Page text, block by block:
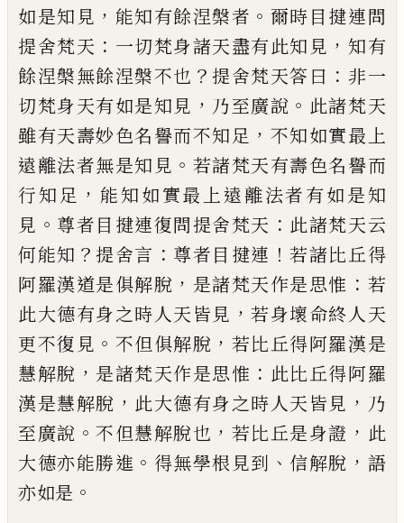
如是知見 ， 能知有餘涅槃者 。 爾時目揵連問
提舍梵天 ： 一切梵身諸天盡有此知見 ， 知有
餘涅槃無餘涅槃不也 ？提舍梵天答 曰 ： 非一
切梵身天有如是知見 ， 乃至廣說 。 此諸梵天
雖有天壽妙色名譽而不知足 ， 不知如實最上
遠離法者無是知見 。 若諸梵天有壽色名譽而
行知足 ， 能知如實最上遠離法者有如是知
見 。 尊者目揵連復問提舍梵天 ： 此諸梵天云
何能知 ？提舍言 ： 尊者目揵連 ！若諸比丘得
阿羅漢道是俱解脫 ， 是諸梵天作是思惟 ： 若
此大德有身之時人天皆見 ，若身壞命終人天
更不復見 。 不但俱解脫 ， 若比丘得阿羅漢是
慧解脫 ， 是諸梵天作是思惟 ： 此比丘得阿羅
漢是慧解脫 ， 此大德有身之時人天皆見 ， 乃
至廣說 。不但慧解脫也 ， 若比丘是身證 ， 此
大德亦能勝進 。 得無學根見到 、 信解脫 ， 語
亦如是 。